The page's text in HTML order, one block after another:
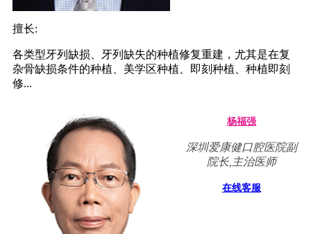
擅长:
各类型牙列缺损、牙列缺失的种植修复重建，尤其是在复
杂骨缺损条件的种植、美学区种植、即刻种植、种植即刻
修...
杨福强
深圳爱康健口腔医院副
院长,主治医师
在线客服